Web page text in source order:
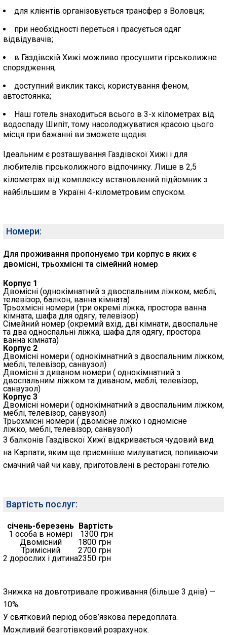
для клієнтів організовується трансфер з Воловця;
при необхідності переться і прасується одяг
відвідувачів;
в Газдівскій Хижі можливо просушити гірськолижне
спорядження;
доступний виклик таксі, користування феном,
автостоянка;
Наш готель знаходиться всього в 3-х кілометрах від
водоспаду Шипіт, тому насолоджуватися красою цього
місця при бажанні ви зможете щодня.
Ідеальним є розташування Газдівскої Хижі і для
любителів гірськолижного відпочинку. Лише в 2,5
кілометрах від комплексу встановлений підйомник з
найбільшим в Україні 4-кілометровим спуском.
Номери:
Для проживання пропонуємо три корпус в яких є
двомісні, трьохмісні та сімейний номер
Корпус 1
Двомісні (однокімнатний з двоспальним ліжком, меблі,
телевізор, балкон, ванна кімната)
Трьохмісні номери (три окремі ліжка, простора ванна
кімната, шафа для одягу, телевізор)
Сімейний номер (окремий вхід, дві кімнати, двоспальне
та два односпальні ліжка, шафа для одягу, простора
ванна кімната)
Корпус 2
Двомісні номери ( однокімнатний з двоспальним ліжком,
меблі, телевізор, санвузол)
Двомісні з диваном номери ( однокімнатний з
двоспальним ліжком та диваном, меблі, телевізор,
санвузол)
Корпус 3
Двомісні номери ( однокімнатний з двоспальним ліжком,
меблі, телевізор, санвузол)
Трьохмісні номери ( двомісне ліжко і одномісне
ліжко, меблі, телевізор, санвузол)
З балконів Газдівскої Хижї відкривається чудовий вид
на Карпати, яким ще приємніше милуватися, попиваючи
смачний чай чи каву, приготовлені в ресторані готелю.
Вартість послуг:
січень-березень Вартість
1 особа в номері
1300 грн
Двомісний
1800 грн
Тримісний
2700 грн
2 дорослих і дитина2350 грн
Знижка на довготривале проживання (більше 3 днів) —
10%.
У святковий період обов’язкова передоплата.
Можливий безготівковий розрахунок.